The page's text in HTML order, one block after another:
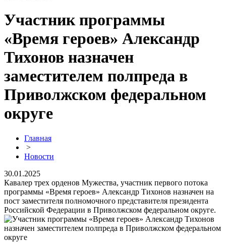
Участник программы
«Время героев» Александр
Тихонов назначен
заместителем полпреда в
Приволжском федеральном
округе
Главная
>
Новости
30.01.2025
Кавалер трех орденов Мужества, участник первого потока
программы «Время героев» Александр Тихонов назначен на
пост заместителя полномочного представителя президента
Российской Федерации в Приволжском федеральном округе.